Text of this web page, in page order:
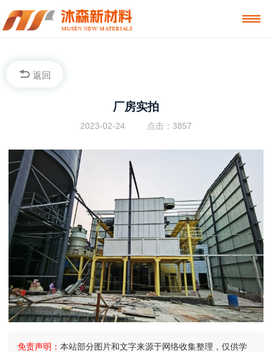
返回
厂房实拍
2023-02-24 点击：3857
免责声明：本站部分图片和文字来源于网络收集整理，仅供学